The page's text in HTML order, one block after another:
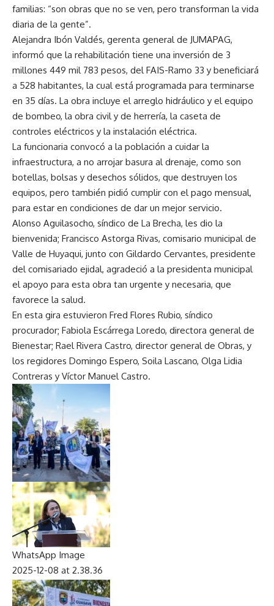
familias: “son obras que no se ven, pero transforman la vida
diaria de la gente”.
Alejandra Ibón Valdés, gerenta general de JUMAPAG,
informó que la rehabilitación tiene una inversión de 3
millones 449 mil 783 pesos, del FAIS-Ramo 33 y beneficiará
a 528 habitantes, la cual está programada para terminarse
en 35 días. La obra incluye el arreglo hidráulico y el equipo
de bombeo, la obra civil y de herrería, la caseta de
controles eléctricos y la instalación eléctrica.
La funcionaria convocó a la población a cuidar la
infraestructura, a no arrojar basura al drenaje, como son
botellas, bolsas y desechos sólidos, que destruyen los
equipos, pero también pidió cumplir con el pago mensual,
para estar en condiciones de dar un mejor servicio.
Alonso Aguilasocho, síndico de La Brecha, les dio la
bienvenida; Francisco Astorga Rivas, comisario municipal de
Valle de Huyaqui, junto con Gildardo Cervantes, presidente
del comisariado ejidal, agradeció a la presidenta municipal
el apoyo para esta obra tan urgente y necesaria, que
favorece la salud.
En esta gira estuvieron Fred Flores Rubio, síndico
procurador; Fabiola Escárrega Loredo, directora general de
Bienestar; Rael Rivera Castro, director general de Obras, y
los regidores Domingo Espero, Soila Lascano, Olga Lidia
Contreras y Víctor Manuel Castro.
WhatsApp Image
2025-12-08 at 2.37.55
PM
WhatsApp Image
2025-12-08 at 2.38.36
PM